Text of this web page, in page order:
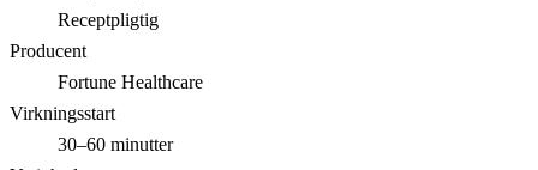
Receptpligtig
Producent
Fortune Healthcare
Virkningsstart
30–60 minutter